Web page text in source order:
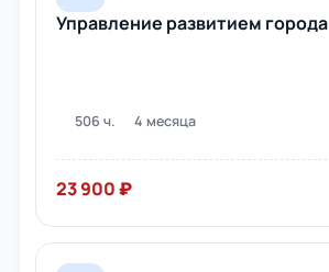
Управление развитием города
506 ч. 4 месяца
23 900 ₽